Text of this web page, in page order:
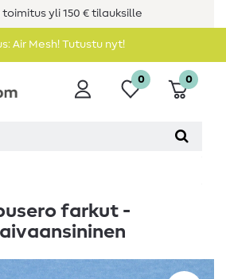
toimitus yli 150 € tilauksille
Air Mesh! Tutustu nyt!
0 0
farkut -